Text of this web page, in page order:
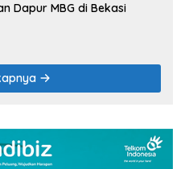
Dapur MBG di Bekasi